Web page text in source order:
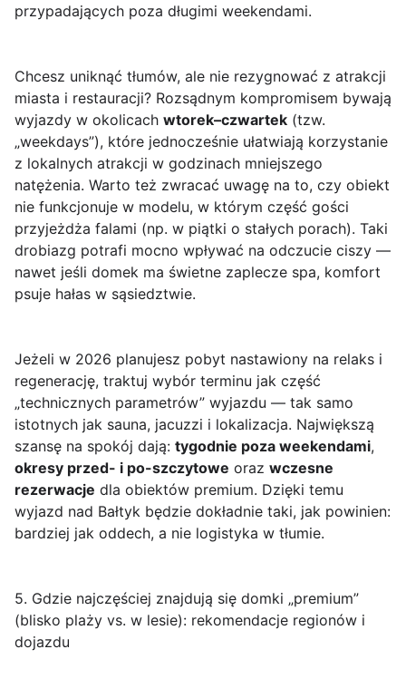
przypadających poza długimi weekendami.
Chcesz uniknąć tłumów, ale nie rezygnować z atrakcji
miasta i restauracji? Rozsądnym kompromisem bywają
wyjazdy w okolicach wtorek–czwartek (tzw.
„weekdays”), które jednocześnie ułatwiają korzystanie
z lokalnych atrakcji w godzinach mniejszego
natężenia. Warto też zwracać uwagę na to, czy obiekt
nie funkcjonuje w modelu, w którym część gości
przyjeżdża falami (np. w piątki o stałych porach). Taki
drobiazg potrafi mocno wpływać na odczucie ciszy —
nawet jeśli domek ma świetne zaplecze spa, komfort
psuje hałas w sąsiedztwie.
Jeżeli w 2026 planujesz pobyt nastawiony na relaks i
regenerację, traktuj wybór terminu jak część
„technicznych parametrów” wyjazdu — tak samo
istotnych jak sauna, jacuzzi i lokalizacja. Największą
szansę na spokój dają: tygodnie poza weekendami,
okresy przed- i po-szczytowe oraz wczesne
rezerwacje dla obiektów premium. Dzięki temu
wyjazd nad Bałtyk będzie dokładnie taki, jak powinien:
bardziej jak oddech, a nie logistyka w tłumie.
5. Gdzie najczęściej znajdują się domki „premium”
(blisko plaży vs. w lesie): rekomendacje regionów i
dojazdu